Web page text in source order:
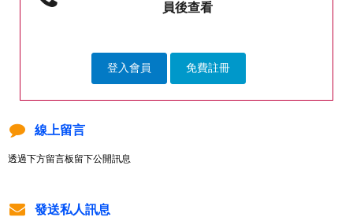
員後查看
登入會員 免費註冊
線上留言
透過下方留言板留下公開訊息
發送私人訊息